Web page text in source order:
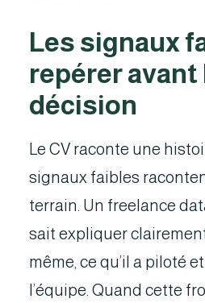
Les signaux
repérer avant
décision
Le CV raconte une
signaux faibles
terrain. Un freelance
sait expliquer
même, ce qu’il a piloté
l’équipe. Quand cette